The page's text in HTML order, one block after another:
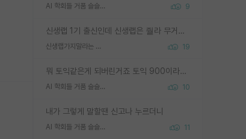
AI 학회들 거품 슬슬 지적이 나오네요 9
신생랩 1기 출신인데 신생랩은 줠라 무거운 바벨 같은거임. 들면 대박인데 못들면 깔려 죽음. 아무도 알려주지 않는 환경에서 자생해야하지만, 일단 살아남았다면 그 어떤 사람보다 악착같고 생존력 높은 사람으로 거듭날 수 있음
신생랩가지말라는 이유가 있었구나 19
뭐 토익같은게 되버린거죠 토익 900이라고 영어잘하는건 아닙니다만 잘하는사람은 다 900을 넘는 그런
AI 학회들 거품 슬슬 지적이 나오네요 10
내가 그렇게 말할땐 신고나 누르더니
AI 학회들 거품 슬슬 지적이 나오네요 11